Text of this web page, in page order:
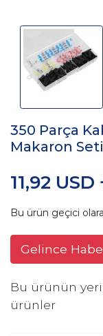
350 Parça
Makaron Seti
11,92 USD
Bu ürün geçici
Gelince
Bu ürünün
ürünler